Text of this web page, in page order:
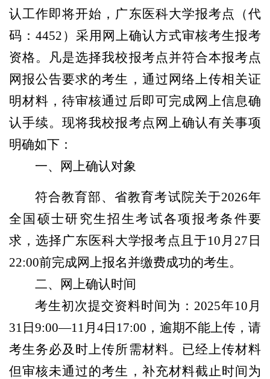
认工作即将开始，广东医科大学报考点（代
码：4452）采用网上确认方式审核考生报考
资格。凡是选择我校报考点并符合本报考点
网报公告要求的考生，通过网络上传相关证
明材料，待审核通过后即可完成网上信息确
认手续。现将我校报考点网上确认有关事项
明确如下：
一、
网上确认对象
符合教育部、省教育考试院关于2026年
全国硕士研究生招生考试各项报考条件要
求， 选择广东医科大学报考点且于10月27日
22:00前完成网上报名并缴费成功的考生。
二、网上确认时间
考生初次提交资料时间为：2025年10月
31日9:00—11月4日17:00，逾期不能上传，请
考生务必及时上传所需材料。已经上传材料
但审核未通过的考生，补充材料截止时间为